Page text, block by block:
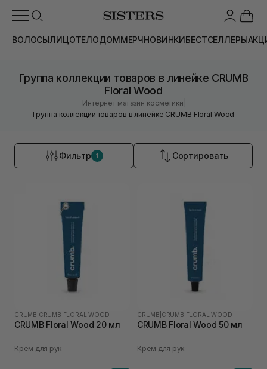
ВОЛОСЫЛИЦОТЕЛОДОММЕРЧНОВИНКИБЕСТСЕЛЛЕРЫ
Группа коллекции товаров в линейке CRUMB
Floral Wood
Интернет магазин косметики
Группа коллекции товаров в линейке CRUMB Floral Wood
Фильтр 1 Сортировать
CRUMB CRUMB FLORAL WOOD
CRUMB Floral Wood 20 мл
Крем для рук
CRUMB CRUMB FLORAL WOOD
CRUMB Floral Wood 50 мл
Крем для рук